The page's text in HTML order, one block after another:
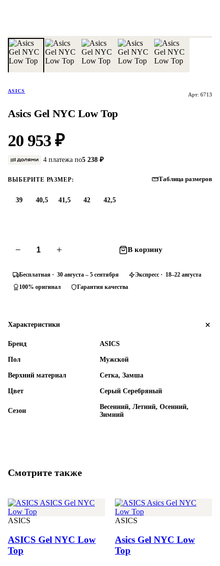
ASICS
Арт: 6713
Asics Gel NYC Low Top
20 953 ₽
4 платежа по5 238 ₽
ВЫБЕРИТЕ РАЗМЕР: Таблица размеров
39 40,5 41,5 42 42,5
− + В корзину
Бесплатная · 30 августа – 5 сентября
Экспресс · 18–22 августа
100% оригинал
Гарантия качества
Характеристики
Бренд ASICS
Пол Мужской
Верхний материал Сетка, Замша
Цвет Серый Серебряный
Сезон
Весенний, Летний, Осенний,
Зимний
Смотрите также
ASICS
ASICS Gel NYC Low
Top
ASICS
Asics Gel NYC Low
Top